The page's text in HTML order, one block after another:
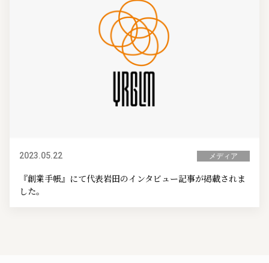
2023.05.22 メディア
『創業手帳』にて代表岩田のインタビュー記事が掲載されま
した。